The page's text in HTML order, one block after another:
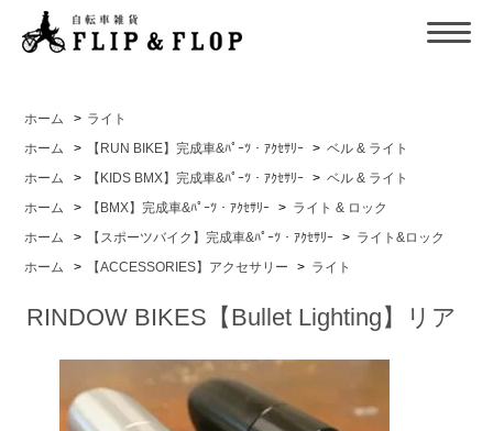
ホーム > ライト
ホーム
> 【RUN BIKE】完成車&ﾊﾟｰﾂ・ｱｸｾｻﾘｰ > ベル & ライト
ホーム
> 【KIDS BMX】完成車&ﾊﾟｰﾂ・ｱｸｾｻﾘｰ > ベル & ライト
ホーム
> 【BMX】完成車&ﾊﾟｰﾂ・ｱｸｾｻﾘｰ > ライト & ロック
ホーム
> 【スポーツバイク】完成車&ﾊﾟｰﾂ・ｱｸｾｻﾘｰ > ライト&ロック
ホーム
> 【ACCESSORIES】アクセサリー > ライト
RINDOW BIKES【Bullet Lighting】リア